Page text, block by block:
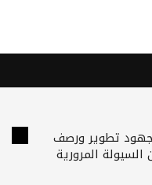
تطوير ورصف
المرورية